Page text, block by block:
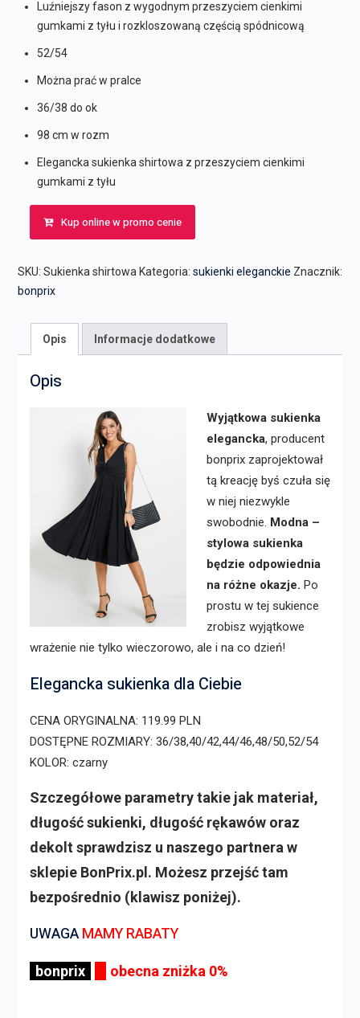
Luźniejszy fason z wygodnym przeszyciem cienkimi
gumkami z tyłu i rozkloszowaną częścią spódnicową
52/54
Można prać w pralce
36/38 do ok
98 cm w rozm
Elegancka sukienka shirtowa z przeszyciem cienkimi
gumkami z tyłu
Kup online w promo cenie
SKU: Sukienka shirtowa Kategoria: sukienki eleganckie Znacznik:
bonprix
Opis Informacje dodatkowe
Opis
Wyjątkowa sukienka
elegancka, producent
bonprix zaprojektował
tą kreację byś czuła się
w niej niezwykle
swobodnie. Modna –
stylowa sukienka
będzie odpowiednia
na różne okazje. Po
prostu w tej sukience
zrobisz wyjątkowe
wrażenie nie tylko wieczorowo, ale i na co dzień!
Elegancka sukienka dla Ciebie
CENA ORYGINALNA: 119.99 PLN
DOSTĘPNE ROZMIARY: 36/38,40/42,44/46,48/50,52/54
KOLOR: czarny
Szczegółowe parametry takie jak materiał,
długość sukienki, długość rękawów oraz
dekolt sprawdzisz u naszego partnera w
sklepie BonPrix.pl. Możesz przejść tam
bezpośrednio (klawisz poniżej).
UWAGAMAMY RABATY
bonprix obecna zniżka 0%